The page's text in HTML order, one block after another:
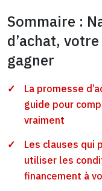
Sommaire :
d’achat,
gagner
La promesse
guide pour
vraiment
Les clauses qui
utiliser les
financement à